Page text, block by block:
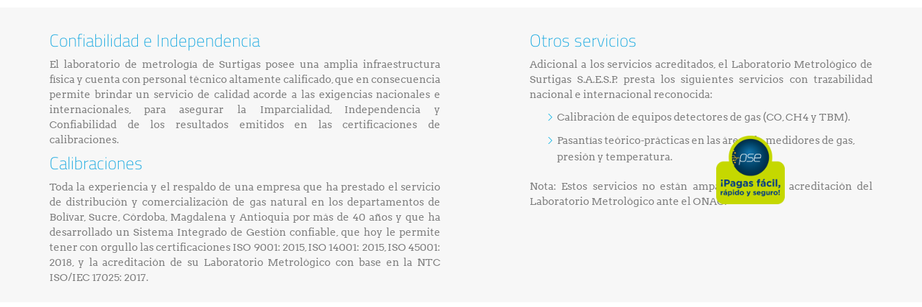
Confiabilidad e Independencia
El laboratorio de metrología de Surtigas posee una amplia infraestructura
física y cuenta con personal técnico altamente calificado, que en consecuencia
permite brindar un servicio de calidad acorde a las exigencias nacionales e
internacionales, para asegurar la Imparcialidad, Independencia y
Confiabilidad de los resultados emitidos en las certificaciones de
calibraciones.
Calibraciones
Toda la experiencia y el respaldo de una empresa que ha prestado el servicio
de distribución y comercialización de gas natural en los departamentos de
Bolívar, Sucre, Córdoba, Magdalena y Antioquia por más de 40 años y que ha
desarrollado un Sistema Integrado de Gestión confiable, que hoy le permite
tener con orgullo las certificaciones ISO 9001: 2015, ISO 14001: 2015, ISO 45001:
2018, y la acreditación de su Laboratorio Metrológico con base en la NTC
ISO/IEC 17025: 2017.
Otros servicios
Adicional a los servicios acreditados, el Laboratorio Metrológico de
Surtigas S.A.E.S.P. presta los siguientes servicios con trazabilidad
nacional e internacional reconocida:
Calibración de equipos detectores de gas (CO, CH4 y TBM).
Pasantías teórico-prácticas en las áreas de medidores de gas,
presión y temperatura.
Nota: Estos servicios no están amparados por la acreditación del
Laboratorio Metrológico ante el ONAC.